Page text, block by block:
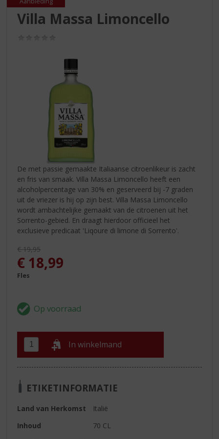
Villa Massa Limoncello
De met passie gemaakte Italiaanse citroenlikeur is zacht
en fris van smaak. Villa Massa Limoncello heeft een
alcoholpercentage van 30% en geserveerd bij -7 graden
uit de vriezer is hij op zijn best. Villa Massa Limoncello
wordt ambachtelijke gemaakt van de citroenen uit het
Sorrento-gebied. En draagt hierdoor officieel het
exclusieve predicaat 'Liqoure di limone di Sorrento'.
Originele prijs was:
€19,95
, Huidige prijs is:
€ 18,99
Fles
In winkelmand
ETIKETINFORMATIE
Land van Herkomst
Italië
Inhoud
70 CL